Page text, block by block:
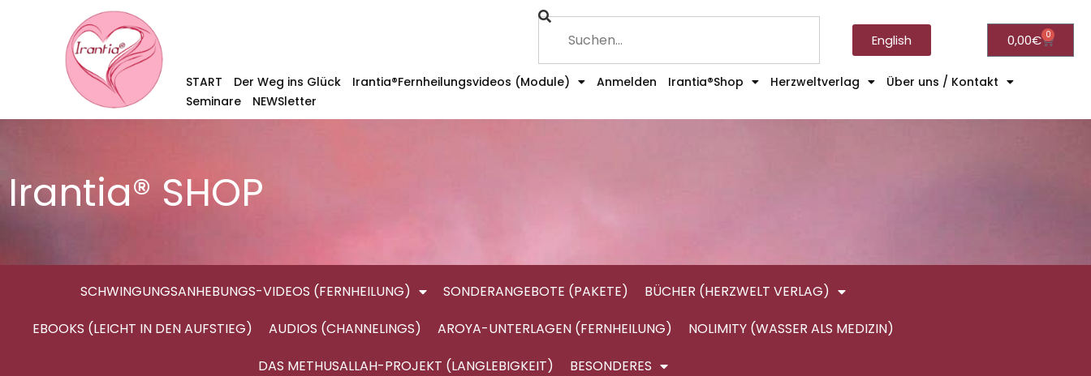
English 0,00€ 0
START Der Weg ins Glück Irantia®Fernheilungsvideos (Module) Anmelden Irantia®Shop Herzweltverlag
Über uns / Kontakt
Seminare
NEWSletter
Irantia® SHOP
SCHWINGUNGSANHEBUNGS-VIDEOS (FERNHEILUNG) SONDERANGEBOTE (PAKETE)
BÜCHER (HERZWELT VERLAG)
EBOOKS (LEICHT IN DEN AUFSTIEG)
AUDIOS (CHANNELINGS) AROYA-UNTERLAGEN (FERNHEILUNG)
NOLIMITY (WASSER ALS MEDIZIN)
DAS METHUSALLAH-PROJEKT (LANGLEBIGKEIT)
BESONDERES